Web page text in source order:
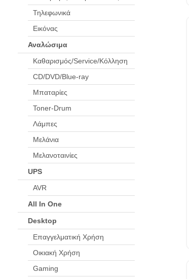
Τηλεφωνικά
Εικόνας
Αναλώσιμα
Καθαρισμός/Service/Κόλληση
CD/DVD/Blue-ray
Μπαταρίες
Toner-Drum
Λάμπες
Μελάνια
Μελανοταινίες
UPS
AVR
All In One
Desktop
Επαγγελματική Χρήση
Οικιακή Χρήση
Gaming